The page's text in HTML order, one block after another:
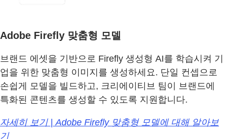
Adobe Firefly 맞춤형 모델
브랜드 에셋을 기반으로 Firefly 생성형 AI를 학습시켜 기
업을 위한 맞춤형 이미지를 생성하세요. 단일 컨셉으로
손쉽게 모델을 빌드하고, 크리에이티브 팀이 브랜드에
특화된 콘텐츠를 생성할 수 있도록 지원합니다.
자세히 보기 | Adobe Firefly 맞춤형 모델에 대해 알아보
기